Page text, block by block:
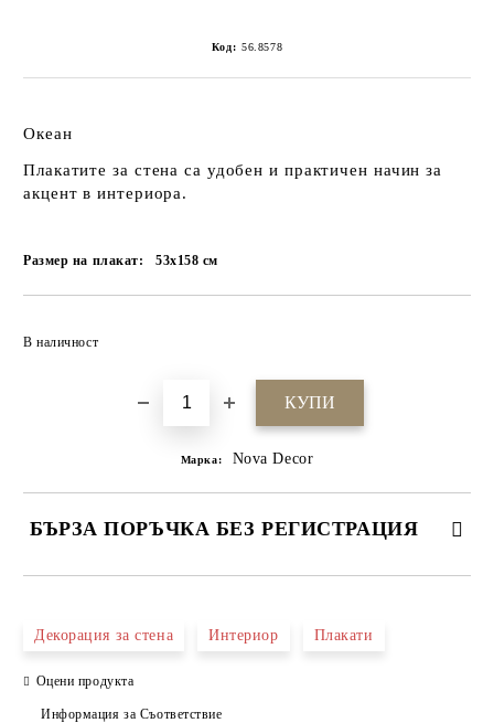
Код: 56.8578
Океан
Плакатите за стена са удобен и практичен начин за
акцент в интериора.
Размер на плакат: 53x158 см
В наличност
Марка: Nova Decor
БЪРЗА ПОРЪЧКА БЕЗ РЕГИСТРАЦИЯ
Декорация за стена Интериор Плакати
Оцени продукта
Информация за Съответствие